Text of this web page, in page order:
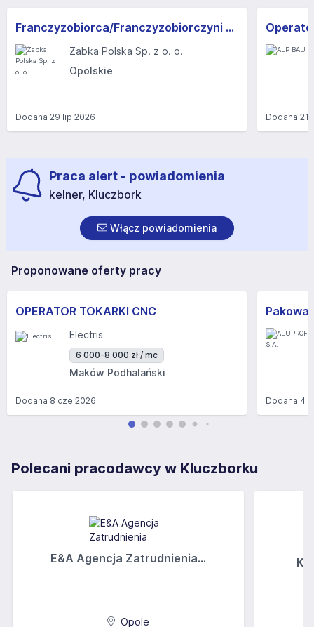
Franczyzobiorca/Franczyzobiorczyni sklepu Żabka
Żabka Polska Sp. z o. o.
Opolskie
Dodana 29 lip 2026 Dodana21
Praca alert - powiadomienia
kelner, Kluczbork
Włącz powiadomienia
Proponowane oferty pracy
OPERATOR TOKARKI CNC
Electris
6 000-8 000 zł / mc
Maków Podhalański
Dodana 8 cze 2026 Dodana 4
Polecani pracodawcy w Kluczborku
E&A Agencja Zatrudnienia...
Opole